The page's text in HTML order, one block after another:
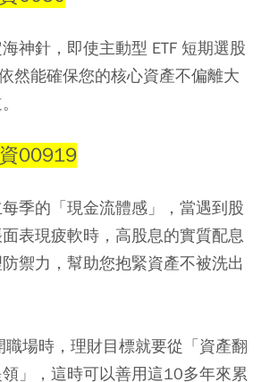
神針，即使主動型 ETF 短期選股
然能確保您的核心資產不偏離大
00919
季的「現金流體感」，當遇到股
表現疲軟時，高股息的實質配息
禦力，幫助您抱緊資產不被洗出
場時，理財目標就要從「資產翻
」，這時可以善用這10多年來累